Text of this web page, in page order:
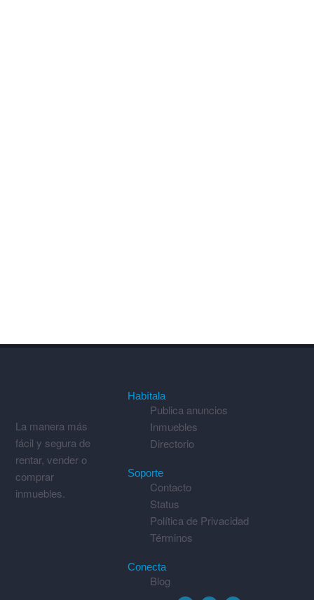
La manera más
fácil y segura de
rentar, vender o
comprar
inmuebles.
Habítala
Publica anuncios
Inmuebles
Directorio
Soporte
Contacto
Status
Política de Privacidad
Términos
Conecta
Blog